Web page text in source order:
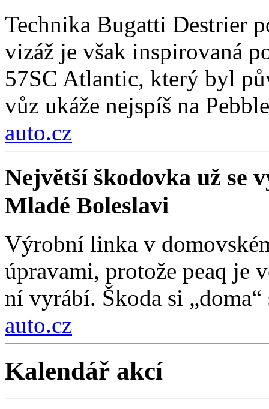
Technika Bugatti Destrier
vizáž je však inspirovaná
57SC Atlantic, který byl
vůz ukáže nejspíš na
auto.cz
Největší škodovka už se
Mladé Boleslavi
Výrobní linka v
úpravami, protože peaq je
ní vyrábí. Škoda si
auto.cz
Kalendář akcí